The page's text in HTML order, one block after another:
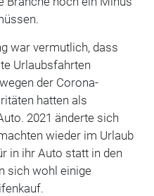
war vermutlich, dass
Urlaubsfahrten
der Corona-
hatten als
2021 änderte sich
wieder im Urlaub
in ihr Auto statt in den
sich wohl einige